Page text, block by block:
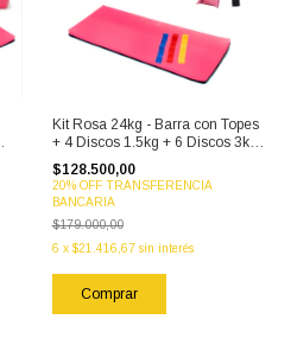
Kit Rosa 24kg - Barra con Topes
+ 4 Discos 1.5kg + 6 Discos 3kg
+ Mancuernas con Topes +
Tobilleras 1kg + Bandas x3 +
Colchoneta
$128.500,00
20% OFF TRANSFERENCIA
BANCARIA
$179.000,00
6 x $21.416,67 sin interés